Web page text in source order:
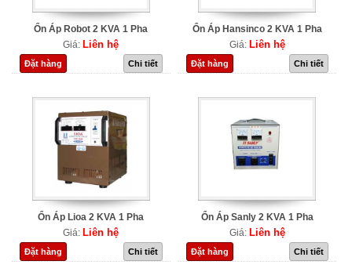
Ổn Áp Robot 2 KVA 1 Pha
Giá: Liên hệ
Đặt hàng Chi tiết
Ổn Áp Hansinco 2 KVA 1 Pha
Giá: Liên hệ
Đặt hàng Chi tiết
Ổn Áp Lioa 2 KVA 1 Pha
Giá: Liên hệ
Đặt hàng Chi tiết
Ổn Áp Sanly 2 KVA 1 Pha
Giá: Liên hệ
Đặt hàng Chi tiết